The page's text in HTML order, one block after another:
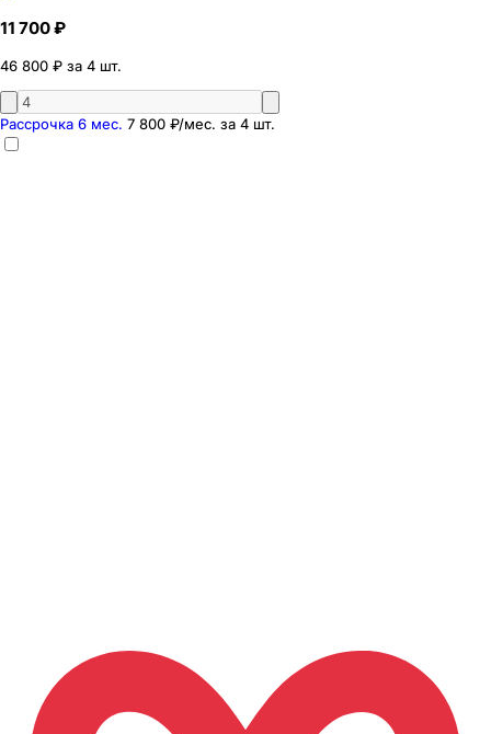
11 700 ₽
46 800 ₽ за 4 шт.
Рассрочка 6 мес. 7 800 ₽/мес. за 4 шт.